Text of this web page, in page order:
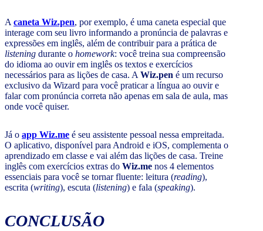
A caneta Wiz.pen, por exemplo, é uma caneta especial que
interage com seu livro informando a pronúncia de palavras e
expressões em inglês, além de contribuir para a prática de
listening durante o homework: você treina sua compreensão
do idioma ao ouvir em inglês os textos e exercícios
necessários para as lições de casa. A Wiz.pen é um recurso
exclusivo da Wizard para você praticar a língua ao ouvir e
falar com pronúncia correta não apenas em sala de aula, mas
onde você quiser.
Já o app Wiz.me é seu assistente pessoal nessa empreitada.
O aplicativo, disponível para Android e iOS, complementa o
aprendizado em classe e vai além das lições de casa. Treine
inglês com exercícios extras do Wiz.me nos 4 elementos
essenciais para você se tornar fluente: leitura (reading),
escrita (writing), escuta (listening) e fala (speaking).
CONCLUSÃO